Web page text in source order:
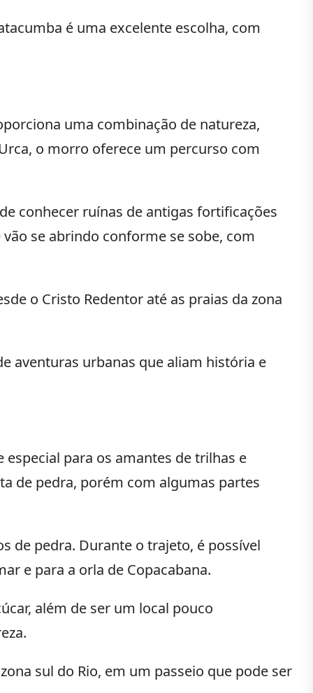
é uma excelente escolha, com
uma combinação de natureza,
o morro oferece um percurso com
conhecer ruínas de antigas fortificações
se abrindo conforme se sobe, com
o Cristo Redentor até as praias da zona
aventuras urbanas que aliam história e
para os amantes de trilhas e
de pedra, porém com algumas partes
de pedra. Durante o trajeto, é possível
e para a orla de Copacabana.
além de ser um local pouco
sul do Rio, em um passeio que pode ser